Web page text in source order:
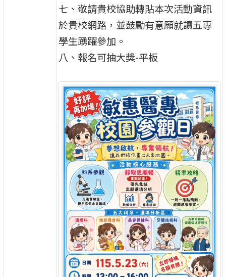
七、敬請貴校協助轉貼本次活動資訊
於貴校網路，並鼓勵有意願就讀五專
學生踴躍參加。
八、報名可抽大獎-平板